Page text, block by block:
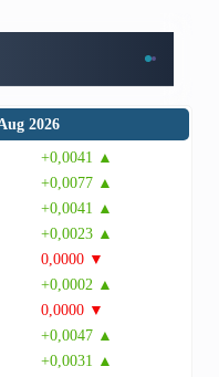
2026
+0,0041 ▲
+0,0077 ▲
+0,0041 ▲
+0,0023 ▲
0,0000 ▼
+0,0002 ▲
0,0000 ▼
+0,0047 ▲
+0,0031 ▲